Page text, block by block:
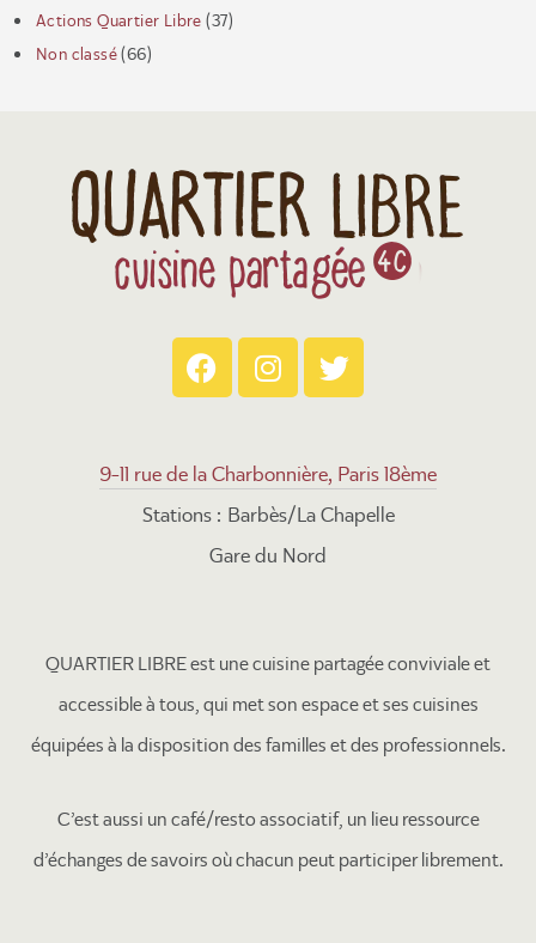
Actions Quartier Libre (37)
Non classé(66)
9-11 rue de la Charbonnière, Paris 18ème
Stations : Barbès/La Chapelle
Gare du Nord
QUARTIER LIBRE est une cuisine partagée conviviale et
accessible à tous, qui met son espace et ses cuisines
équipées à la disposition des familles et des professionnels.
C’est aussi un café/resto associatif, un lieu ressource
d’échanges de savoirs où chacun peut participer librement.